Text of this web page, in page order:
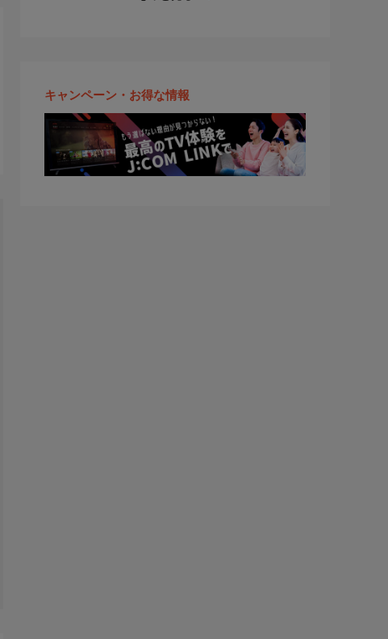
キャンペーン・お得な情報